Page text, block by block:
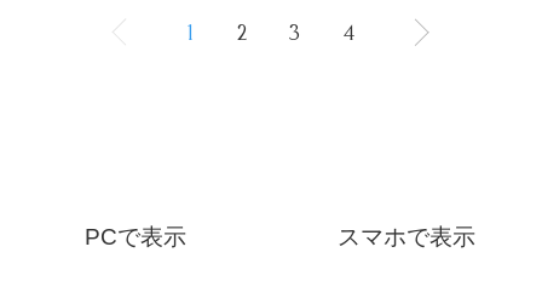
1 2 3 4
PCで表示 スマホで表示